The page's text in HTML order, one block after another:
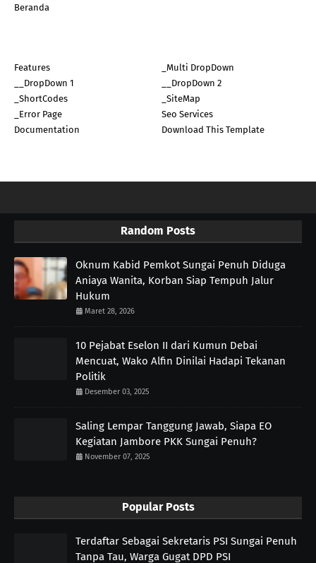
Beranda
Features
_Multi DropDown
__DropDown 1
__DropDown 2
_ShortCodes
_SiteMap
_Error Page
Seo Services
Documentation
Download This Template
Random Posts
Oknum Kabid Pemkot Sungai Penuh Diduga
Aniaya Wanita, Korban Siap Tempuh Jalur
Hukum
Maret 28, 2026
10 Pejabat Eselon II dari Kumun Debai
Mencuat, Wako Alfin Dinilai Hadapi Tekanan
Politik
Desember 03, 2025
Saling Lempar Tanggung Jawab, Siapa EO
Kegiatan Jambore PKK Sungai Penuh?
November 07, 2025
Popular Posts
Terdaftar Sebagai Sekretaris PSI Sungai Penuh
Tanpa Tau, Warga Gugat DPD PSI